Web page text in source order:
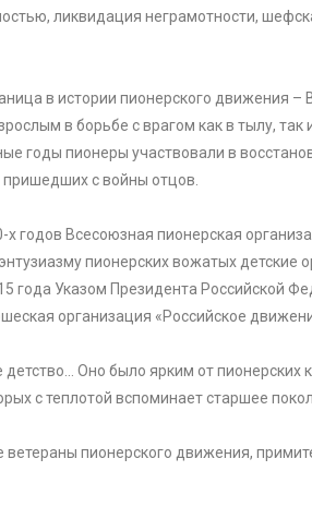
ликвидация неграмотности,
в истории пионерского движения
в борьбе с врагом как в тылу,
годы пионеры участвовали в
пришедших с войны отцов.
х годов Всесоюзная пионерская
пионерских вожатых детские
года Указом Президента Российской
организация «Российское
детство… Оно было ярким от пионерских
с теплотой вспоминает старшее
пионерского движения,